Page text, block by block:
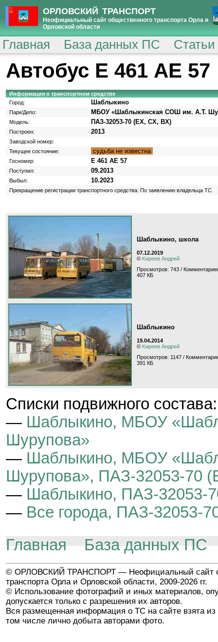
ОРЛОВСКИЙ ТРАНСПОРТ
Неофициальный сайт общественного транспорта Орла и
Орловской области
Главная База данных ПС
Автобус Е 461 АЕ 57
Информация о транспортном средстве
Город:
Шаблыкино
Парк/Депо: МБОУ «Шаблыкинская СОШ им. А.Т.
Модель: ПАЗ-32053-70 (EX, CX, BX)
Построен: 2013
Заводской номер:
Текущее состояние:
судьба не известна
Госномер: Е 461 АЕ 57
Поступил: 09.2013
Выбыл: 10.2023
Прекращение регистрации транспортного средства: По заявлению владельца ТС.
Шаблыкино, школа
07.12.2019
© Kиpeeв Aндpeй
Просмотров: 743 /
407 КБ
Шаблыкино
19.04.2014
© Kиpeeв Aндpeй
Просмотров: 1147 /
391 КБ
Cписки подвижного состава:
— Шаблыкино, МБОУ
Шурупова»
— Шаблыкино, МБОУ
Шурупова», ПАЗ-32053-70
— Шаблыкино, ПАЗ-32053-
— Все города, ПАЗ-32053-
Главная
База данных ПС
© ОРЛОВСКИЙ ТРАНСПОРТ — Неофициальный сайт
транспорта Орла и Орловской области, 2009-2026 гг.
© Использование фотографий и иных материалов,
допускается только с разрешения их авторов.
Вся размещенная информация о ТС на сайте взята из
том числе лично добыта авторами фото.